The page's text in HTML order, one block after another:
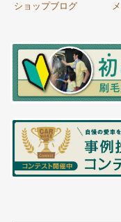
ショップブログ